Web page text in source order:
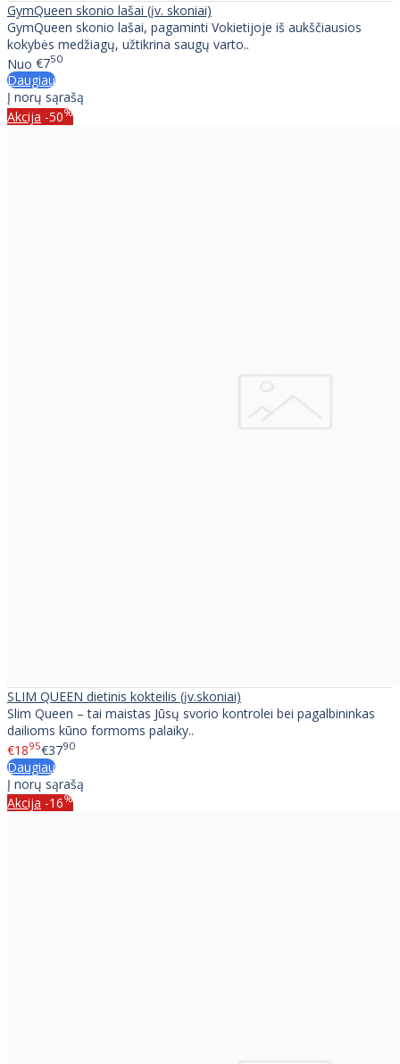
GymQueen skonio lašai (įv. skoniai)
GymQueen skonio lašai, pagaminti Vokietijoje iš aukščiausios
kokybės medžiagų, užtikrina saugų varto..
Nuo €750
Daugiau
Į norų sąrašą
Akcija -50%
SLIM QUEEN dietinis kokteilis (įv.skoniai)
Slim Queen – tai maistas Jūsų svorio kontrolei bei pagalbininkas
dailioms kūno formoms palaiky..
€1895€3790
Daugiau
Į norų sąrašą
Akcija -16%